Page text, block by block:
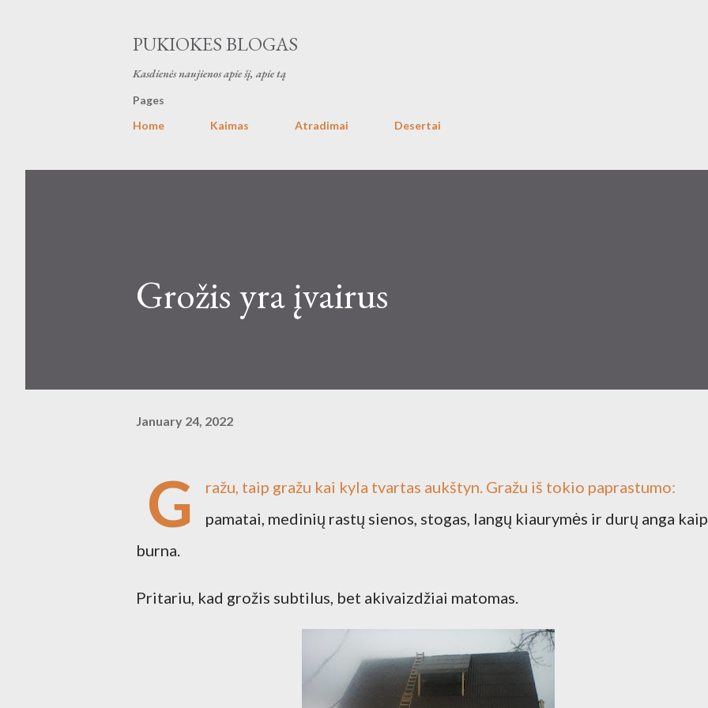
PUKIOKES BLOGAS
Kasdienės naujienos apie šį, apie tą
Pages
Home
Kaimas Atradimai Desertai
Grožis yra įvairus
January 24, 2022
G
ražu, taip gražu kai kyla tvartas aukštyn. Gražu iš tokio paprastumo:
pamatai, medinių rastų sienos, stogas, langų kiaurymės ir durų anga kaip
burna.
Pritariu, kad grožis subtilus, bet akivaizdžiai matomas.